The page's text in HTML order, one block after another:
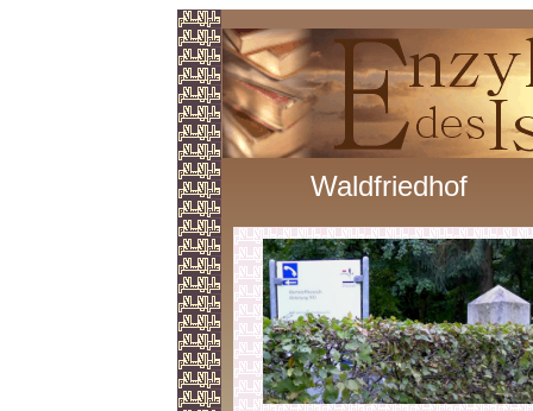
Waldfriedhof